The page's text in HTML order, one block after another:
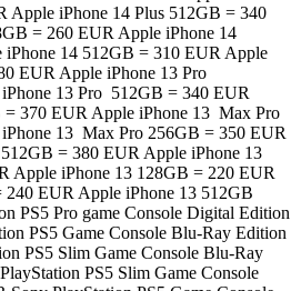
Apple iPhone 14 Plus 512GB = 340
= 260 EUR Apple iPhone 14
14 512GB = 310 EUR Apple
EUR Apple iPhone 13 Pro
13 Pro 512GB = 340 EUR
= 370 EUR Apple iPhone 13 Max Pro
13 Max Pro 256GB = 350 EUR
= 380 EUR Apple iPhone 13
Apple iPhone 13 128GB = 220 EUR
EUR Apple iPhone 13 512GB
PS5 Pro game Console Digital Edition
PS5 Game Console Blu-Ray Edition
PS5 Slim Game Console Blu-Ray
PS5 Slim Game Console